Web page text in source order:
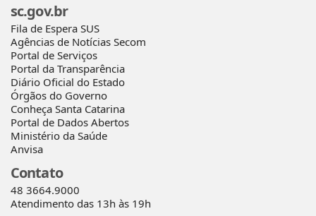
sc.gov.br
Fila de Espera SUS
Agências de Notícias Secom
Portal de Serviços
Portal da Transparência
Diário Oficial do Estado
Órgãos do Governo
Conheça Santa Catarina
Portal de Dados Abertos
Ministério da Saúde
Anvisa
Contato
48 3664.9000
Atendimento das 13h às 19h